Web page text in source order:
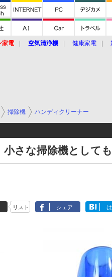
家電 空気清浄機 健康家電
掃除機 ハンディクリーナー
小さな掃除機として
リスト シェア